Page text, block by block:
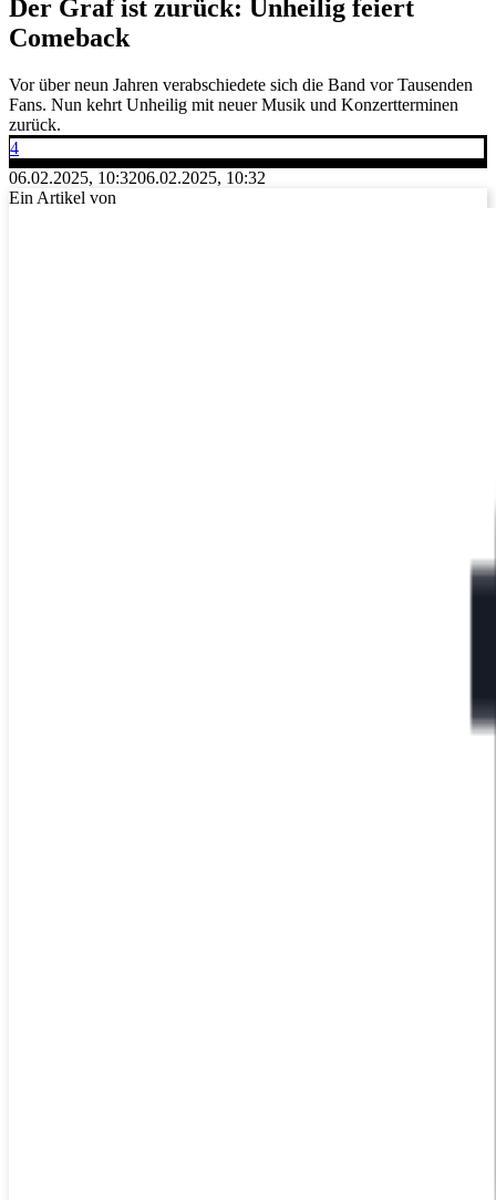
Der Graf ist zurück: Unheilig feiert
Comeback
Vor über neun Jahren verabschiedete sich die Band vor Tausenden
Fans. Nun kehrt Unheilig mit neuer Musik und Konzertterminen
zurück.
4
06.02.2025, 10:3206.02.2025, 10:32
Ein Artikel von